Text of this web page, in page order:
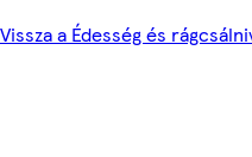
Vissza a Édesség és